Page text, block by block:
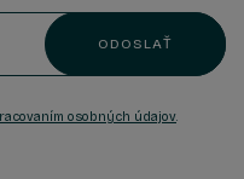
ODOSLAŤ
osobných údajov.